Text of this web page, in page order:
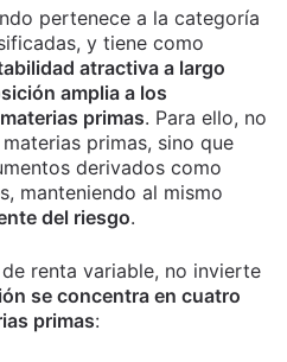
pertenece a la categoría
y tiene como
atractiva a largo
amplia a los
primas. Para ello, no
primas, sino que
derivados como
manteniendo al mismo
del riesgo.
renta variable, no invierte
se concentra en cuatro
primas: